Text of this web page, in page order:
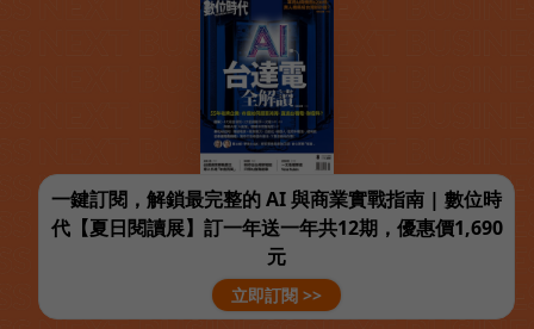
一鍵訂閱，解鎖最完整的 AI 與商業實戰指南 | 數位時
代【夏日閱讀展】訂一年送一年共12期，優惠價1,690
元
立即訂閱 >>